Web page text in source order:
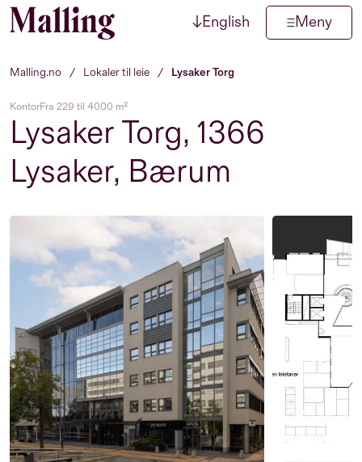
Hopp til innhold ↓English Meny
Malling.no / Lokaler til leie / Lysaker Torg
KontorFra 229 til 4000 m²
Lysaker Torg, 1366
Lysaker, Bærum